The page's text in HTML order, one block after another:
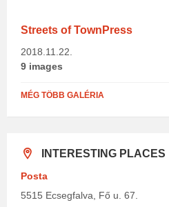
Streets of TownPress
2018.11.22.
9 images
MÉG TÖBB GALÉRIA
INTERESTING PLACES
Posta
5515 Ecsegfalva, Fő u. 67.